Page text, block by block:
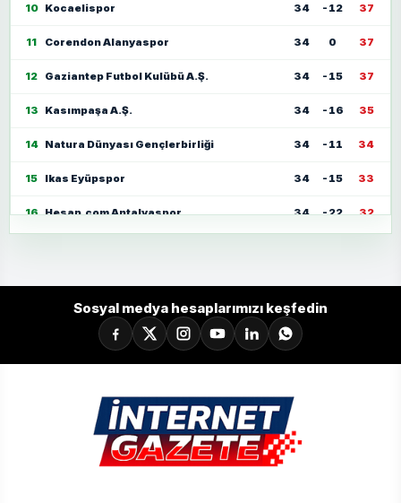
10 Kocaelispor 34 -12 37
11 Corendon Alanyaspor 34 0 37
12 Gaziantep Futbol Kulübü A.Ş. 34 -15 37
13 Kasımpaşa A.Ş. 34 -16 35
14 Natura Dünyası Gençlerbirliği 34 -11 34
15 Ikas Eyüpspor 34 -15 33
16 Hesap.com Antalyaspor 34 -22 32
Sosyal medya hesaplarımızı keşfedin